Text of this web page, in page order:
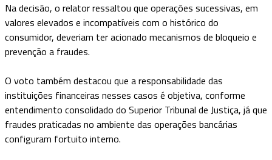
Na decisão, o relator ressaltou que operações sucessivas, em
valores elevados e incompatíveis com o histórico do
consumidor, deveriam ter acionado mecanismos de bloqueio e
prevenção a fraudes.
O voto também destacou que a responsabilidade das
instituições financeiras nesses casos é objetiva, conforme
entendimento consolidado do Superior Tribunal de Justiça, já que
fraudes praticadas no ambiente das operações bancárias
configuram fortuito interno.